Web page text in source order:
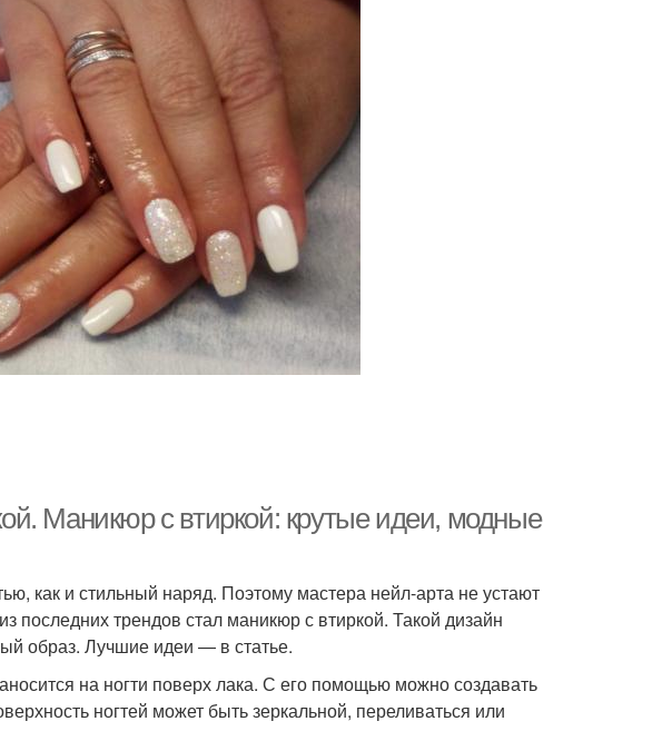
Маникюр с втиркой: крутые идеи, модные
как и стильный наряд. Поэтому мастера нейл-арта не устают
трендов стал маникюр с втиркой. Такой дизайн
образ. Лучшие идеи — в статье.
на ногти поверх лака. С его помощью можно создавать
ногтей может быть зеркальной, переливаться или